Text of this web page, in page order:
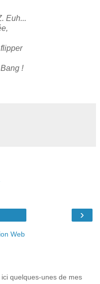
Euh...
!
›
Web
quelques-unes de mes